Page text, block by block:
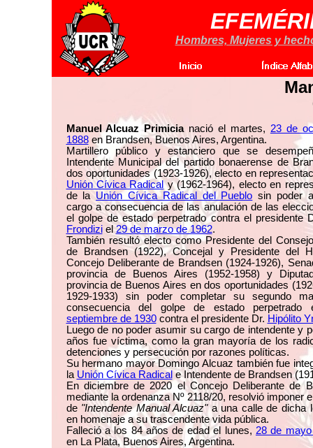
Hombres, Mujeres y
Manuel Alcuaz Primicianació el martes, 23 de
1888en Brandsen, Buenos Aires, Argentina.
Martillero público y estanciero que se
Intendente Municipal del partido bonaerense de
dos oportunidades (1923-1926), electo en
Unión Cívica Radicaly (1962-1964), electo en
de la Unión Cívica Radical del Pueblo sin poder
cargo a consecuencia de las anulación de las
el golpe de estado perpetrado contra el presidente
Frondiziel29 de marzo de 1962.
También resultó electo como Presidente del
de Brandsen (1922), Concejal y Presidente del
Concejo Deliberante de Brandsen (1924-1926),
provincia de Buenos Aires (1952-1958) y
provincia de Buenos Aires en dos oportunidades
1929-1933) sin poder completar su segundo
consecuencia del golpe de estado
septiembre de 1930contra el presidente Dr. Hipólito
Luego de no poder asumir su cargo de intendente y
años fue víctima, como la gran mayoría de los
detenciones y persecución por razones políticas.
Su hermano mayor Domingo Alcuaz también fue
la Unión Cívica Radical e Intendente de Brandsen
En diciembre de 2020 el Concejo Deliberante de
mediante la ordenanza Nº 2118/20, resolvió imponer
de "Intendente Manual Alcuaz"a una calle de dicha
en homenaje a su trascendente vida pública.
Falleció a los 84 años de edad el lunes, 28 de
en La Plata, Buenos Aires, Argentina.